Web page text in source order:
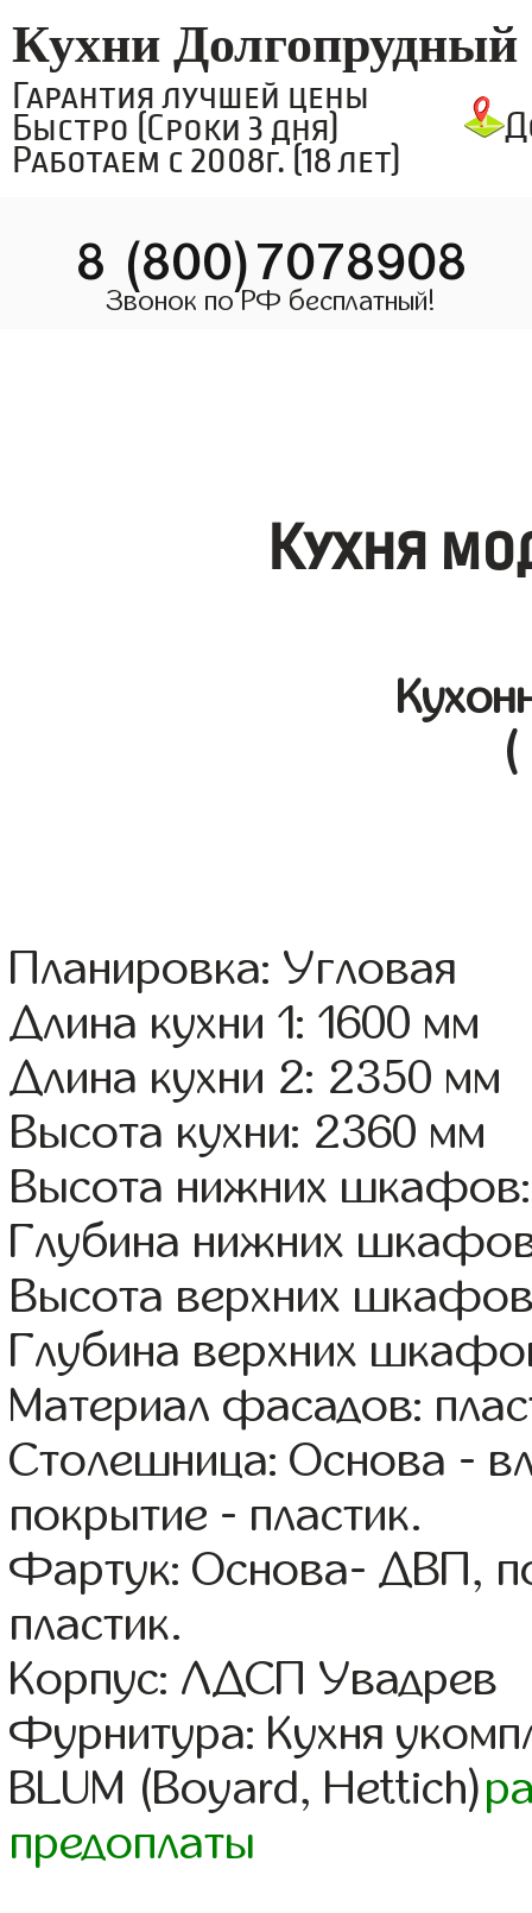
Кухни Долгопрудный
Гарантия лучшей цены
Быстро (Сроки 3 дня)
Работаем с 2008г. (18 лет)
8 (800)7078908
Звонок по РФ бесплатный!
Кухня
(
Планировка: Угловая
Длина кухни 1: 1600 мм
Длина кухни 2: 2350 мм
Высота кухни: 2360 мм
Высота нижних
Глубина нижних
Высота верхних
Глубина верхних
Материал фасадов:
Столешница: Основа -
покрытие - пластик.
Фартук: Основа- ДВП,
пластик.
Корпус: ЛДСП Увадрев
Фурнитура: Кухня
BLUM (Boyard, Hettich)
предоплаты